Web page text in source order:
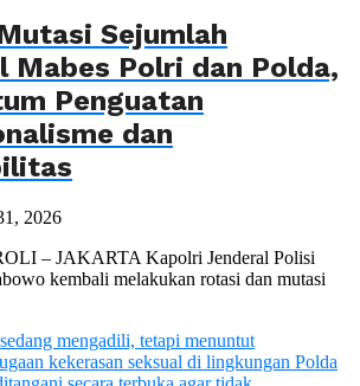
Sejumlah
Mabes Polri dan Polda,
Penguatan
dan
2026
– JAKARTA Kapolri Jenderal Polisi
kembali melakukan rotasi dan mutasi